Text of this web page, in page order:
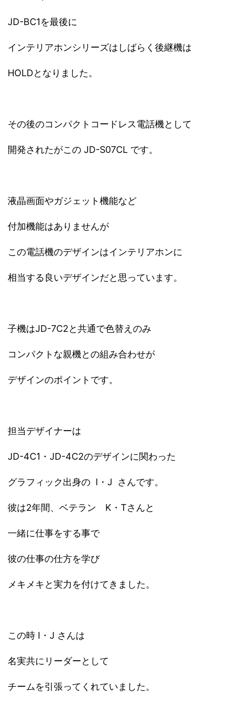
JD-BC1を最後に
インテリアホンシリーズはしばらく後継機は
HOLDとなりました。
その後のコンパクトコードレス電話機として
開発されたがこの JD-S07CL です。
液晶画面やガジェット機能など
付加機能はありませんが
この電話機のデザインはインテリアホンに
相当する良いデザインだと思っています。
子機はJD-7C2と共通で色替えのみ
コンパクトな親機との組み合わせが
デザインのポイントです。
担当デザイナーは
JD-4C1・JD-4C2のデザインに関わった
グラフィック出身の I・J さんです。
彼は2年間、ベテラン K・Tさんと
一緒に仕事をする事で
彼の仕事の仕方を学び
メキメキと実力を付けてきました。
この時 I・J さんは
名実共にリーダーとして
チームを引張ってくれていました。